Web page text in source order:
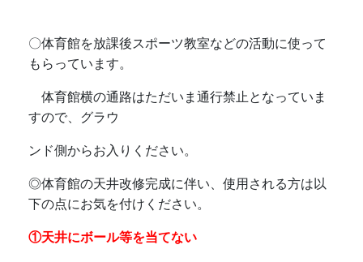
〇体育館を放課後スポーツ教室などの活動に使って
もらっています。
体育館横の通路はただいま通行禁止となっていま
すので、グラウ
ンド側からお入りください。
◎体育館の天井改修完成に伴い、使用される方は以
下の点にお気を付けください。
①天井にボール等を当てない